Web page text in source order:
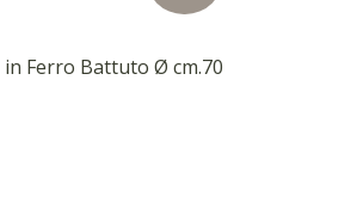
Ferro Battuto Ø cm.70